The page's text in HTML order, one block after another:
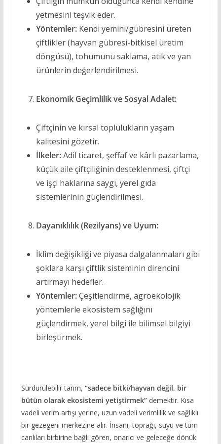
yetmesini teşvik eder.
Yöntemler:Kendi yemini/gübresini üreten
çiftlikler (hayvan gübresi-bitkisel üretim
döngüsü), tohumunu saklama, atık ve yan
ürünlerin değerlendirilmesi.
Ekonomik Geçimlilik ve Sosyal Adalet:
Çiftçinin ve kırsal toplulukların yaşam
kalitesini gözetir.
İlkeler:Adil ticaret, şeffaf ve kârlı pazarlama,
küçük aile çiftçiliğinin desteklenmesi, çiftçi
ve işçi haklarına saygı, yerel gıda
sistemlerinin güçlendirilmesi.
Dayanıklılık (Rezilyans) ve Uyum:
İklim değişikliği ve piyasa dalgalanmaları gibi
şoklara karşı çiftlik sisteminin direncini
artırmayı hedefler.
Yöntemler:Çeşitlendirme, agroekolojik
yöntemlerle ekosistem sağlığını
güçlendirmek, yerel bilgi ile bilimsel bilgiyi
birleştirmek.
Sürdürülebilir tarım, “sadece bitki/hayvan değil, bir
bütün olarak ekosistemi yetiştirmek”demektir. Kısa
vadeli verim artışı yerine, uzun vadeli verimlilik ve sağlıklı
bir gezegeni merkezine alır. İnsanı, toprağı, suyu ve tüm
canlıları birbirine bağlı gören, onarıcı ve geleceğe dönük